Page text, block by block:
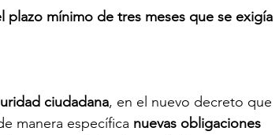
plazo mínimo de tres meses que se exigía
ciudadana, en el nuevo decreto que
manera específica nuevas obligaciones